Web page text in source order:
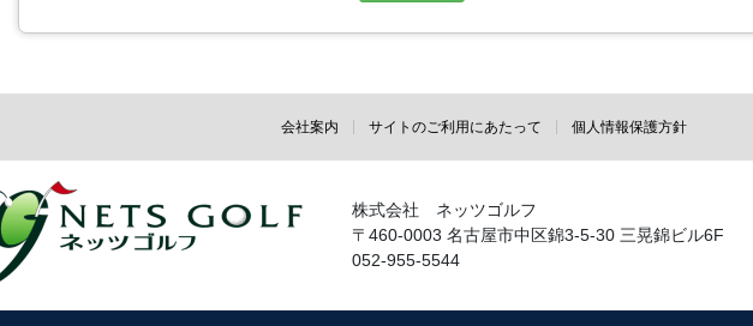
会社案内 サイトのご利用にあたって 個人情報保護方針
株式会社 ネッツゴルフ
〒460-0003 名古屋市中区錦3-5-30 三晃錦ビル6F
052-955-5544